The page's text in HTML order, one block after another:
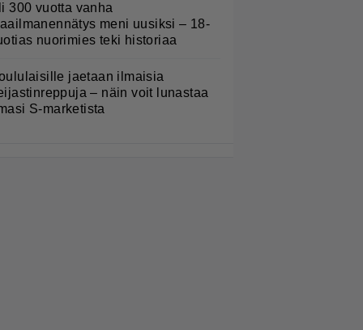
300 vuotta vanha
meni uusiksi – 18-
nuorimies teki historiaa
jaetaan ilmaisia
– näin voit lunastaa
S-marketista